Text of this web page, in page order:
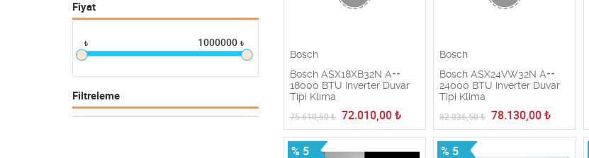
Fiyat
₺ 1000000₺
Filtreleme
Bosch
Bosch ASX18XB32N A++
18000 BTU Inverter Duvar
Tipi Klima
75.610,50₺ 72.010,00₺
Bosch
Bosch ASX24VW32N A++
24000 BTU Inverter Duvar
Tipi Klima
82.036,50₺ 78.130,00 ₺
% 5 % 5